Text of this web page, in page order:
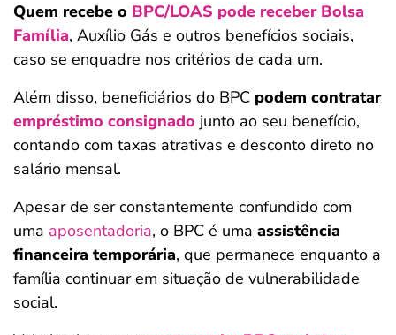
Quem recebe o BPC/LOAS pode receber Bolsa
Família, Auxílio Gás e outros benefícios sociais,
caso se enquadre nos critérios de cada um.
Além disso, beneficiários do BPC podem contratar
empréstimo consignado junto ao seu benefício,
contando com taxas atrativas e desconto direto no
salário mensal.
Apesar de ser constantemente confundido com
uma aposentadoria, o BPC é uma assistência
financeira temporária, que permanece enquanto a
família continuar em situação de vulnerabilidade
social.